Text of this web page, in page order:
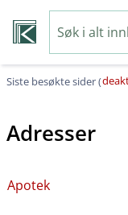
Siste besøkte sider (
Adresser
Apotek